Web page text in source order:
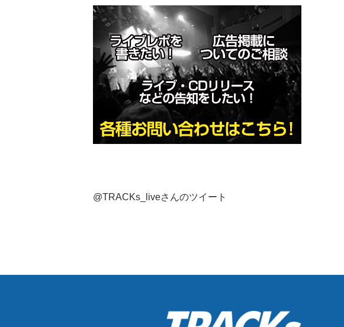
@TRACKs_liveさんのツイート